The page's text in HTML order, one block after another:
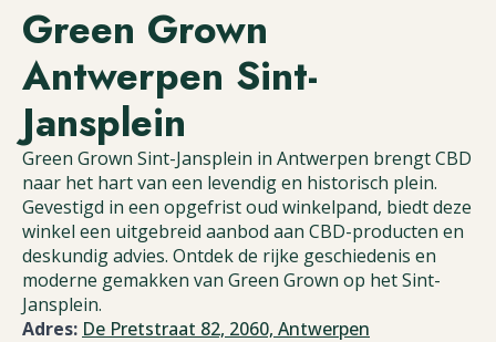
Green Grown
Antwerpen Sint-
Jansplein
Green Grown Sint-Jansplein in Antwerpen brengt CBD
naar het hart van een levendig en historisch plein.
Gevestigd in een opgefrist oud winkelpand, biedt deze
winkel een uitgebreid aanbod aan CBD-producten en
deskundig advies. Ontdek de rijke geschiedenis en
moderne gemakken van Green Grown op het Sint-
Jansplein.
Adres: De Pretstraat 82, 2060, Antwerpen